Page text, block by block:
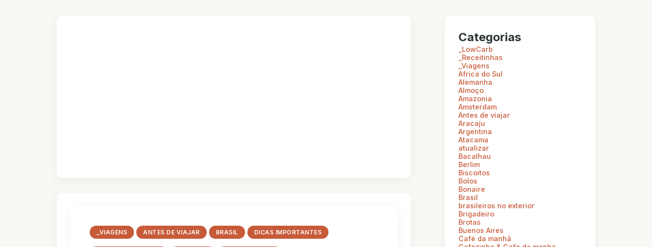
_VIAGENS ANTES DE VIAJAR BRASIL DICAS IMPORTANTES
Categorias
_LowCarb
_Receitinhas
_Viagens
Africa do Sul
Alemanha
Almoço
Amazonia
Amsterdam
Antes de viajar
Aracaju
Argentina
Atacama
atualizar
Bacalhau
Berlim
Biscoitos
Bolos
Bonaire
Brasil
brasileiros no exterior
Brigadeiro
Brotas
Buenos Aires
Café da manhã